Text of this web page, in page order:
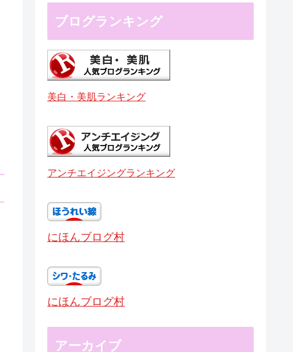
ブログランキング
美白・美肌ランキング
アンチエイジングランキング
にほんブログ村
にほんブログ村
アーカイブ